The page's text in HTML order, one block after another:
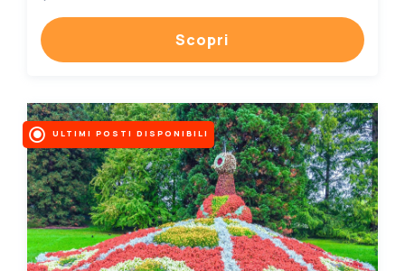
Scopri
ULTIMI POSTI DISPONIBILI